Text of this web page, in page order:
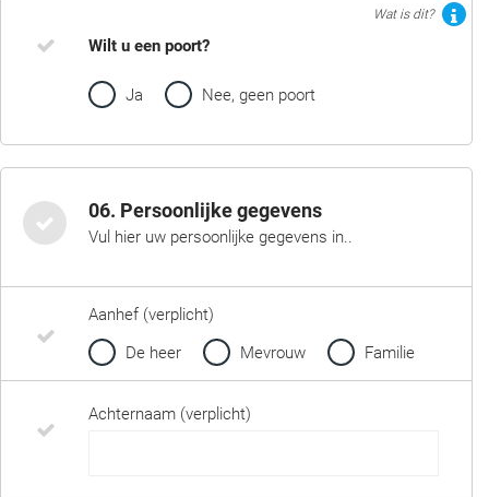
Wat is dit?
Wilt u een poort?
Ja Nee, geen poort
06. Persoonlijke gegevens
Vul hier uw persoonlijke gegevens in..
Aanhef (verplicht)
De heer
Mevrouw Familie
Achternaam (verplicht)